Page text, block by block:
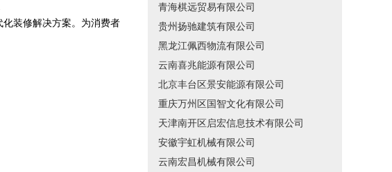
装修解决方案。为消费者
青海棋远贸易有限公司
贵州扬驰建筑有限公司
黑龙江佩西物流有限公司
云南喜兆能源有限公司
北京丰台区景安能源有限公司
重庆万州区国智文化有限公司
天津南开区启宏信息技术有限公司
安徽宇虹机械有限公司
云南宏昌机械有限公司